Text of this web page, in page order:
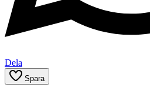
Dela
Spara